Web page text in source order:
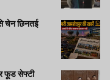
चेन छिनतई
फूड सेफ्टी